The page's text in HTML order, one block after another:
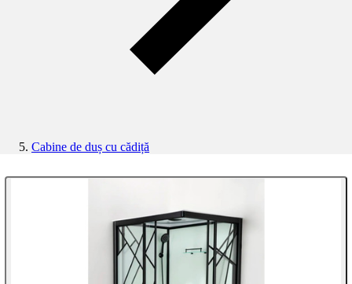
Cabine de duș cu cădiță